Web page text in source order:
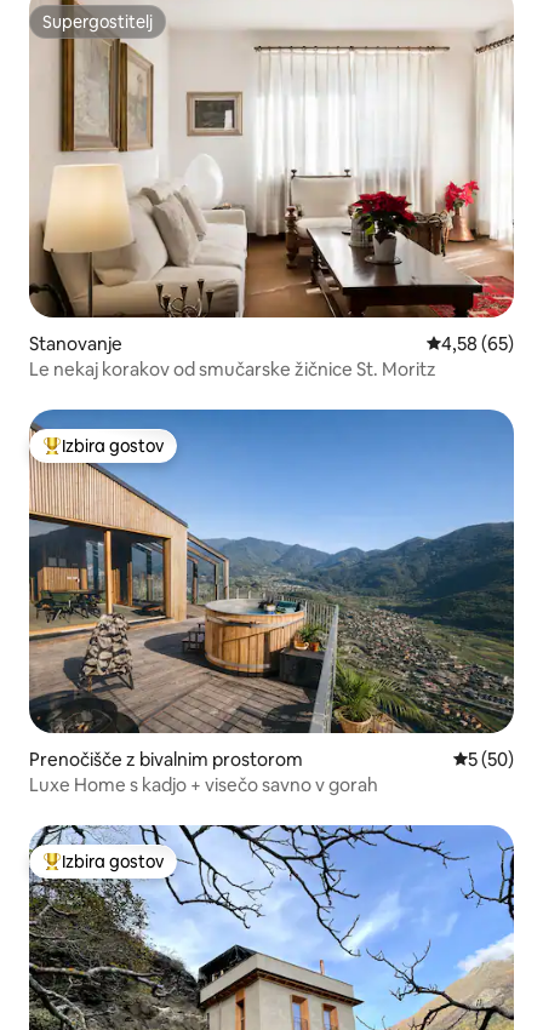
Supergostitelj
Supergostitelj
Stanovanje Povprečna
4,58 (65)
Le nekaj korakov od smučarske žičnice St. Moritz
Najbolj priljubljena prenočišča z značko »Izbira gostov«
Izbira gostov
Prenočišče z bivalnim prostorom
5 (50)
Luxe Home s kadjo + visečo savno v gorah
Najbolj priljubljena prenočišča z značko »Izbira gostov«
Izbira gostov